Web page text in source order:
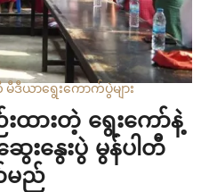
မီဒီယာရွေးကောက်ပွဲများ
ထားတဲ့ ရွေးကော်နဲ့
ေးနွေးပွဲ မွန်ပါတီ
ည်